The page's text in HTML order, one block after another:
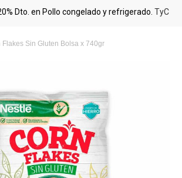
Dto. en Pollo congelado y refrigerado. TyC
Sin Gluten Bolsa x 740gr